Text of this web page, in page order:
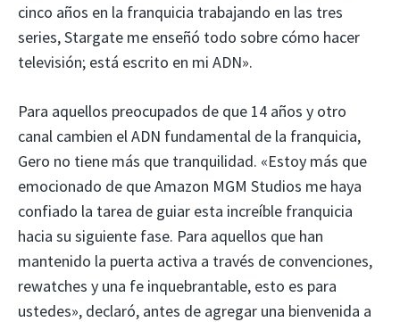
cinco años en la franquicia trabajando en las tres
series, Stargate me enseñó todo sobre cómo hacer
televisión; está escrito en mi ADN».
Para aquellos preocupados de que 14 años y otro
canal cambien el ADN fundamental de la franquicia,
Gero no tiene más que tranquilidad. «Estoy más que
emocionado de que Amazon MGM Studios me haya
confiado la tarea de guiar esta increíble franquicia
hacia su siguiente fase. Para aquellos que han
mantenido la puerta activa a través de convenciones,
rewatches y una fe inquebrantable, esto es para
ustedes», declaró, antes de agregar una bienvenida a